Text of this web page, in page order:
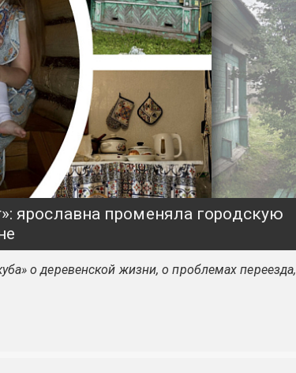
ярославна променяла городскую
о деревенской жизни, о проблемах переезда,